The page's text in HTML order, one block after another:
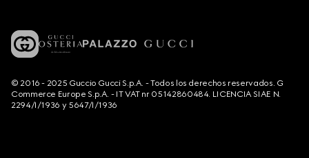
© 2016 - 2025 Guccio Gucci S.p.A. - Todos los derechos reservados. G
Commerce Europe S.p.A. - IT VAT nr 05142860484. LICENCIA SIAE N.
2294/I/1936 y 5647/I/1936